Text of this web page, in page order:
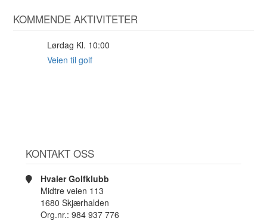
KOMMENDE AKTIVITETER
Lørdag Kl. 10:00
Veien til golf
KONTAKT OSS
Hvaler Golfklubb
Midtre veien 113
1680 Skjærhalden
Org.nr.: 984 937 776